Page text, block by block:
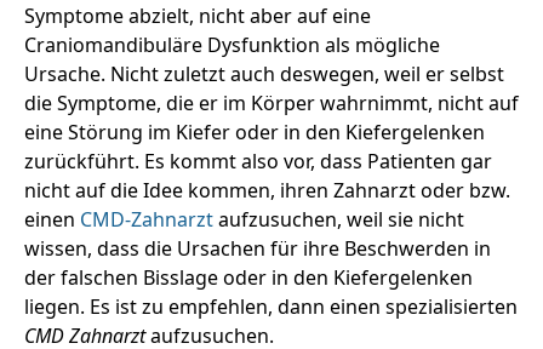
Symptome abzielt, nicht aber auf eine
Craniomandibuläre Dysfunktion als mögliche
Ursache. Nicht zuletzt auch deswegen, weil er selbst
die Symptome, die er im Körper wahrnimmt, nicht auf
eine Störung im Kiefer oder in den Kiefergelenken
zurückführt. Es kommt also vor, dass Patienten gar
nicht auf die Idee kommen, ihren Zahnarzt oder bzw.
einen CMD-Zahnarztaufzusuchen, weil sie nicht
wissen, dass die Ursachen für ihre Beschwerden in
der falschen Bisslage oder in den Kiefergelenken
liegen. Es ist zu empfehlen, dann einen spezialisierten
CMD Zahnarztaufzusuchen.